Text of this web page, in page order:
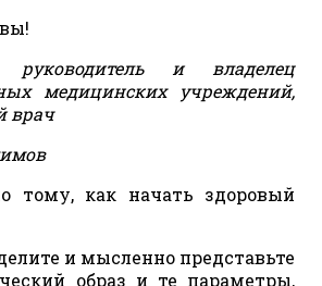
руководитель и владелец
медицинских учреждений,
врач
тому, как начать здоровый
и мысленно представьте
образ и те параметры,